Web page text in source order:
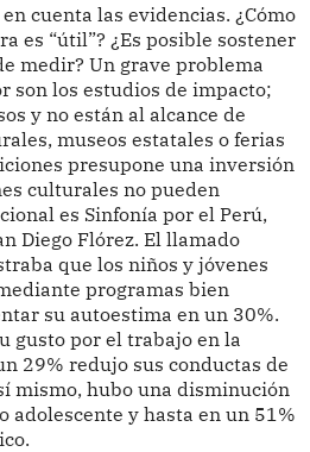
cuenta las evidencias. ¿Cómo
es “útil”? ¿Es posible sostener
medir? Un grave problema
son los estudios de impacto;
y no están al alcance de
museos estatales o ferias
presupone una inversión
culturales no pueden
es Sinfonía por el Perú,
Diego Flórez. El llamado
que los niños y jóvenes
programas bien
su autoestima en un 30%.
gusto por el trabajo en la
29% redujo sus conductas de
mismo, hubo una disminución
adolescente y hasta en un 51%